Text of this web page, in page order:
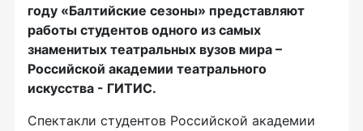
году «Балтийские сезоны» представляют
работы студентов одного из самых
знаменитых театральных вузов мира –
Российской академии театрального
искусства - ГИТИС.
Спектакли студентов Российской академии